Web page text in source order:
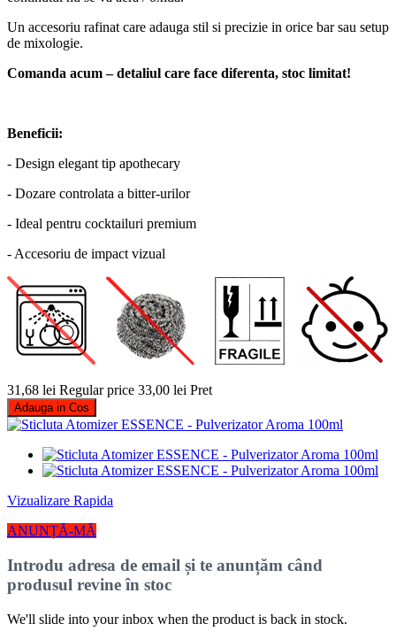
Un accesoriu rafinat care adauga stil si precizie in orice bar sau setup
de mixologie.
Comanda acum – detaliul care face diferenta, stoc limitat!
Beneficii:
- Design elegant tip apothecary
- Dozare controlata a bitter-urilor
- Ideal pentru cocktailuri premium
- Accesoriu de impact vizual
31,68 lei Regular price 33,00 lei Pret
Adauga in Cos
Vizualizare Rapida
ANUNȚĂ-MĂ
Introdu adresa de email și te anunțăm când
produsul revine în stoc
We'll slide into your inbox when the product is back in stock.